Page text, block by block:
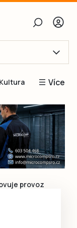
heslo
Kultura Více
Blogy
Inspirace
Čtenáři píší
Speciální přílohy
Inzerce
provoz